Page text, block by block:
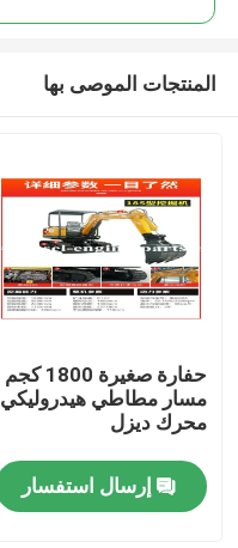
المنتجات
أشرطة فيديو
المنتجات الموصى بها
حفارة صغيرة 1800 كجم
مسار مطاطي هيدروليكي
محرك ديزل
إرسال استفسار